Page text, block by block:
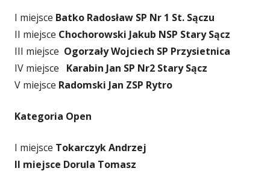
I miejsce Batko Radosław SP Nr 1 St. Sączu
II miejsce Chochorowski Jakub NSP Stary Sącz
III miejsce Ogorzały Wojciech SP Przysietnica
IV miejsce Karabin Jan SP Nr2 Stary Sącz
V miejsce Radomski Jan ZSP Rytro
Kategoria Open
I miejsce Tokarczyk Andrzej
II miejsce Dorula Tomasz